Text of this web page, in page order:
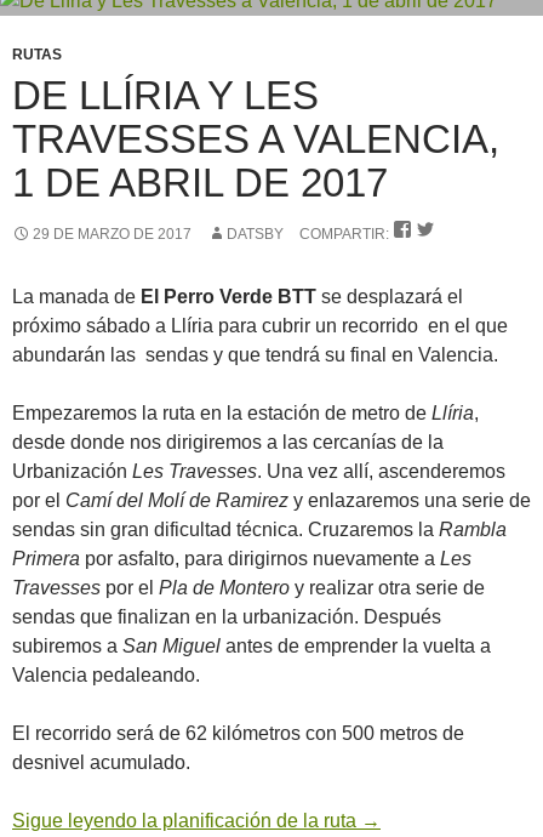
RUTAS
DE LLÍRIA Y LES
TRAVESSES A VALENCIA,
1 DE ABRIL DE 2017
29 DE MARZO DE 2017 DATSBY COMPARTIR:  
La manada de El Perro Verde BTT se desplazará el
próximo sábado a Llíria para cubrir un recorrido en el que
abundarán las sendas y que tendrá su final en Valencia.
Empezaremos la ruta en la estación de metro de Llíria,
desde donde nos dirigiremos a las cercanías de la
Urbanización Les Travesses. Una vez allí, ascenderemos
por el Camí del Molí de Ramirez y enlazaremos una serie de
sendas sin gran dificultad técnica. Cruzaremos la Rambla
Primera por asfalto, para dirigirnos nuevamente a Les
Travesses por el Pla de Montero y realizar otra serie de
sendas que finalizan en la urbanización. Después
subiremos a San Miguel antes de emprender la vuelta a
Valencia pedaleando.
El recorrido será de 62 kilómetros con 500 metros de
desnivel acumulado.
Sigue leyendo la planificación de la ruta →